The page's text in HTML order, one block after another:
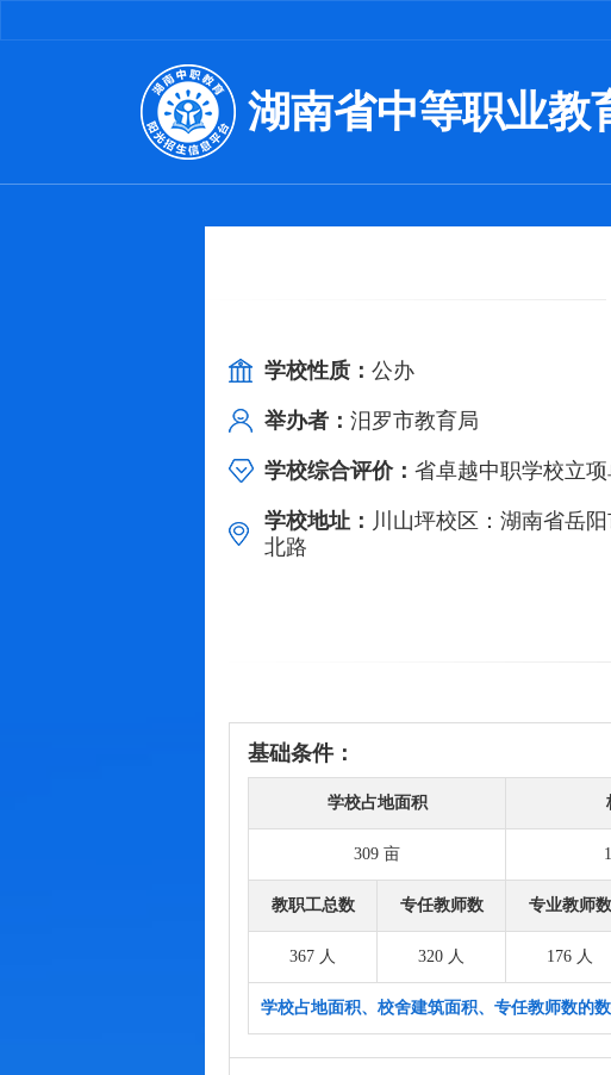
湖南省中等职业教
学校性质： 公办
举办者： 汨罗市教育局
学校综合评价： 省卓越中职学校立
学校地址： 川山坪校区：湖南省岳
北路
基础条件：
学校占地面积
309 亩
教职工总数 专任教师数 专业教师数
367 人 320 人 176 人
学校占地面积、校舍建筑面积、专任教师数的